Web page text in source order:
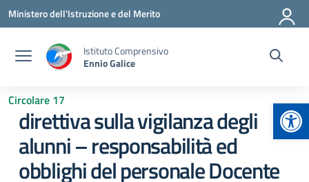
Vai ai contenuti
Vai al menu di navigazione
Vai al footer
Ministero dell'Istruzione e del Merito
Istituto Comprensivo
Ennio Galice
Circolare 17
direttiva sulla vigilanza degli
alunni – responsabilità ed
obblighi del personale Docente